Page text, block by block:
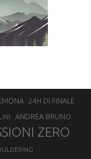
24H DI FINALE
ANDREA BRUNO
ZERO